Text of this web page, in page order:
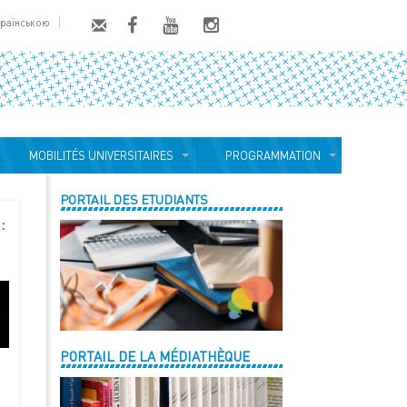
MOBILITÉS UNIVERSITAIRES PROGRAMMATION
PORTAIL DES ETUDIANTS
PORTAIL DE LA MÉDIATHÈQUE